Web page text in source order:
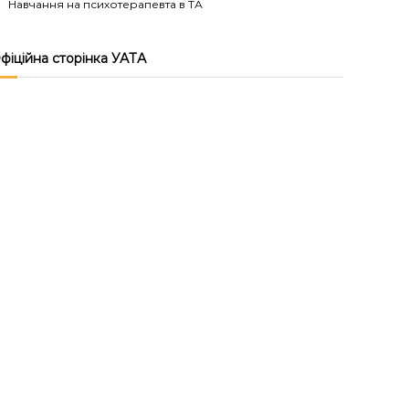
Навчання на психотерапевта в ТА
сторінка УАТА